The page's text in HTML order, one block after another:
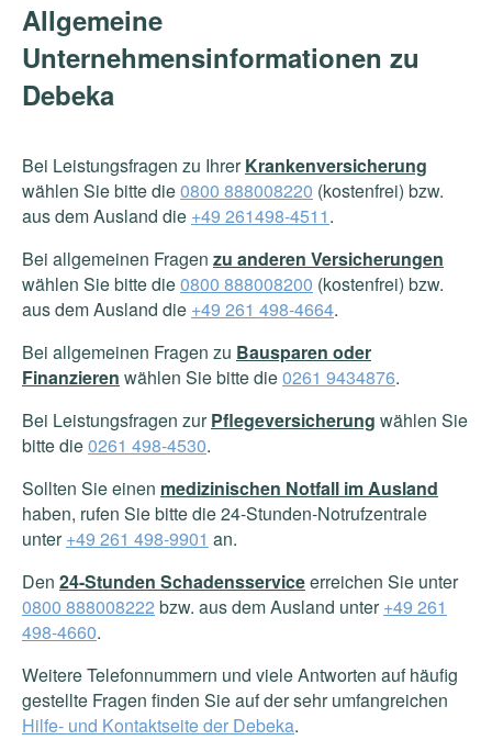
Allgemeine
Unternehmensinformationen zu
Debeka
Bei Leistungsfragen zu IhrerKrankenversicherung
wählen Sie bitte die0800 888008220 (kostenfrei) bzw.
aus dem Ausland die +49 261498-4511.
Bei allgemeinen Fragen zu anderen Versicherungen
wählen Sie bitte die0800 888008200 (kostenfrei) bzw.
aus dem Ausland die +49 261 498-4664.
Bei allgemeinen Fragen zu Bausparen oder
Finanzieren wählen Sie bitte die0261 9434876.
Bei Leistungsfragen zurPflegeversicherung wählen Sie
bitte die0261 498-4530.
Sollten Sie einen medizinischen Notfall im Ausland
haben, rufen Sie bitte die 24-Stunden-Notrufzentrale
unter+49 261 498-9901 an.
Den 24-Stunden Schadensserviceerreichen Sie unter
0800 888008222 bzw. aus dem Ausland unter+49 261
498-4660.
Weitere Telefonnummern und viele Antworten auf häufig
gestellte Fragen finden Sie auf der sehr umfangreichen
Hilfe- und Kontaktseite der Debeka.